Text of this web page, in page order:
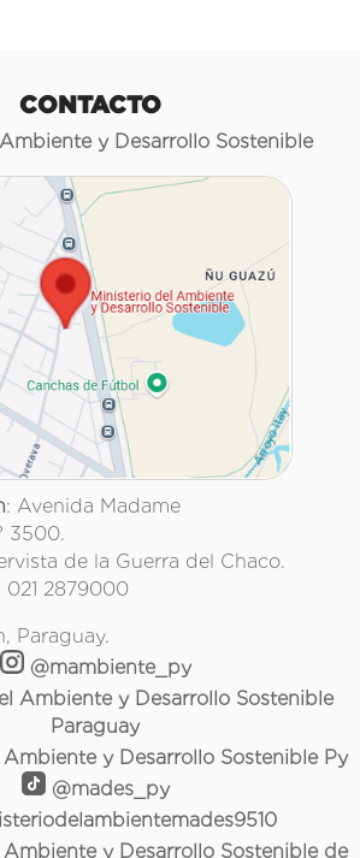
CONTACTO
y Desarrollo Sostenible
: Avenida Madame
3500.
de la Guerra del Chaco.
021 2879000
Paraguay.
@mambiente_py
Ambiente y Desarrollo Sostenible
Paraguay
y Desarrollo Sostenible Py
@mades_py
y Desarrollo Sostenible de